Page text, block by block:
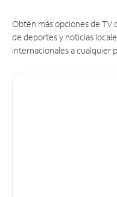
Obtén más opciones de TV
de deportes y noticias
internacionales a cualquier